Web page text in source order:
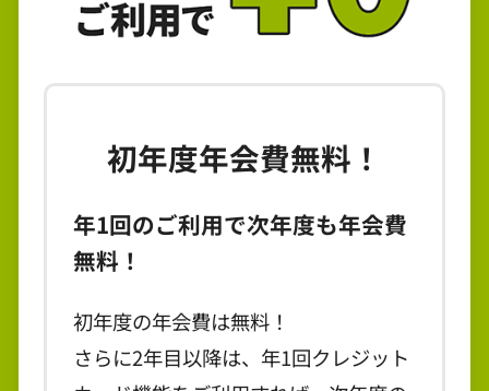
初年度年会費無料！
年1回のご利用で次年度も年会費
無料！
初年度の年会費は無料！
さらに2年目以降は、年1回クレジット